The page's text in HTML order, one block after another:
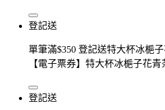
登記送
單筆滿$350 登記送特大杯冰梔
【電子票券】特大杯冰梔子花青
登記送